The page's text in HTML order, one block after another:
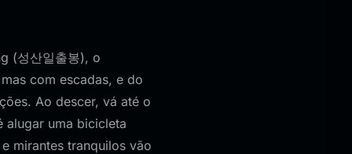
(성산일출봉), o
com escadas, e do
Ao descer, vá até o
alugar uma bicicleta
mirantes tranquilos vão